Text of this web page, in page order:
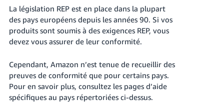
La législation REP est en place dans la plupart
des pays européens depuis les années 90. Si vos
produits sont soumis à des exigences REP, vous
devez vous assurer de leur conformité.
Cependant, Amazon n’est tenue de recueillir des
preuves de conformité que pour certains pays.
Pour en savoir plus, consultez les pages d’aide
spécifiques au pays répertoriées ci-dessus.